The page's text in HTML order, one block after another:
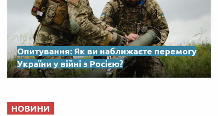
Опитування: Як ви наближаєте перемогу
України у війні з Росією?
НОВИНИ